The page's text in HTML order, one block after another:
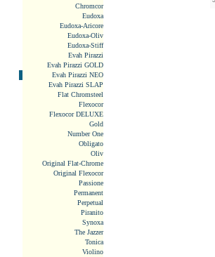
Chromcor
Eudoxa
Eudoxa-Aricore
Eudoxa-Oliv
Eudoxa-Stiff
Evah Pirazzi
Evah Pirazzi GOLD
Evah Pirazzi NEO
Evah Pirazzi SLAP
Flat Chromsteel
Flexocor
Flexocor DELUXE
Gold
Number One
Obligato
Oliv
Original Flat-Chrome
Original Flexocor
Passione
Permanent
Perpetual
Piranito
Synoxa
The Jazzer
Tonica
Violino